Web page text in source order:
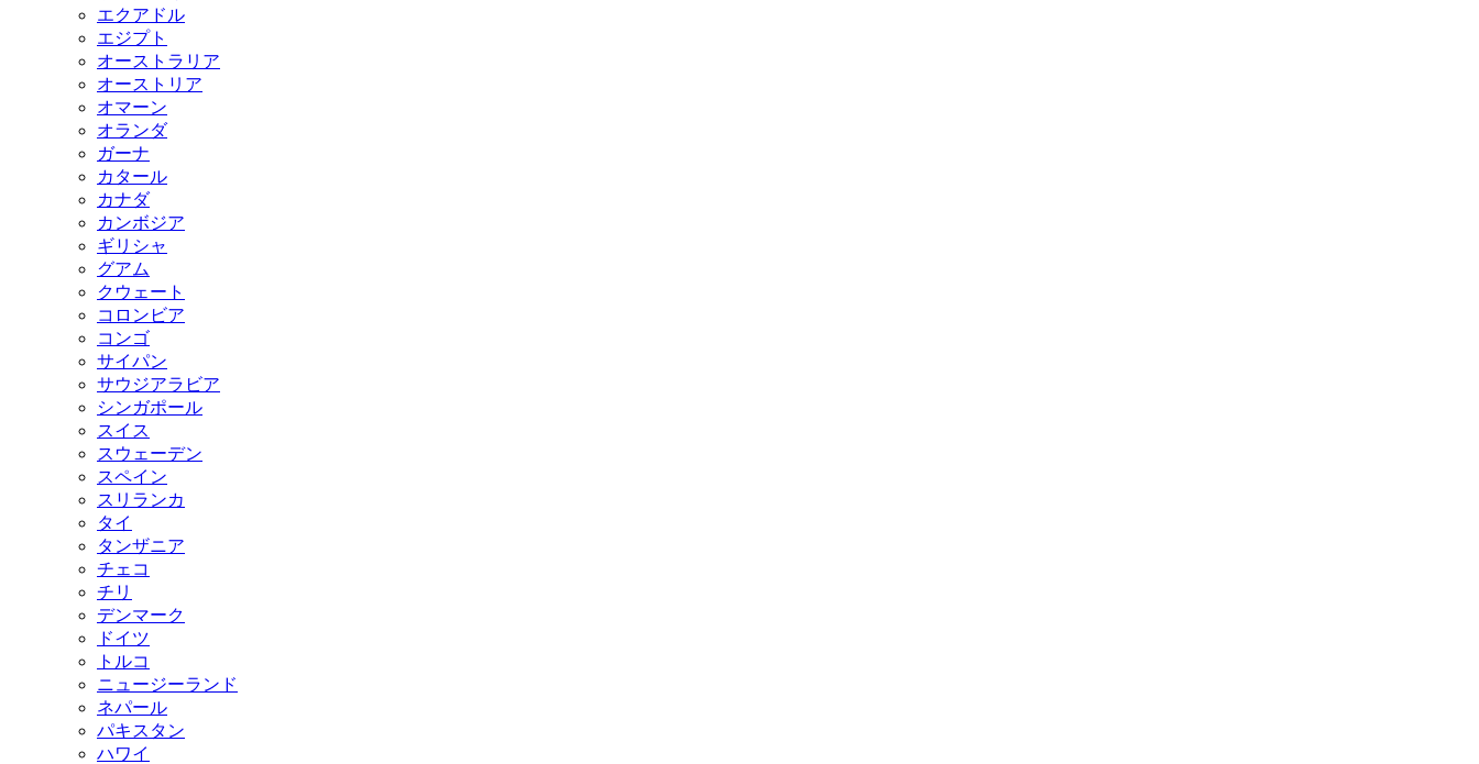
エクアドル
エジプト
オーストラリア
オーストリア
オマーン
オランダ
ガーナ
カタール
カナダ
カンボジア
ギリシャ
グアム
クウェート
コロンビア
コンゴ
サイパン
サウジアラビア
シンガポール
スイス
スウェーデン
スペイン
スリランカ
タイ
タンザニア
チェコ
チリ
デンマーク
ドイツ
トルコ
ニュージーランド
ネパール
パキスタン
ハワイ